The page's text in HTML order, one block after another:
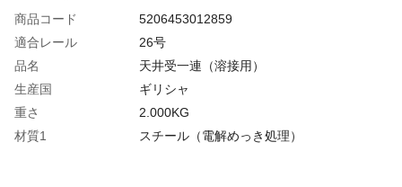
商品コード
5206453012859
適合レール
26号
品名
天井受一連（溶接用）
生産国
ギリシャ
重さ
2.000KG
材質1
スチール（電解めっき処理）